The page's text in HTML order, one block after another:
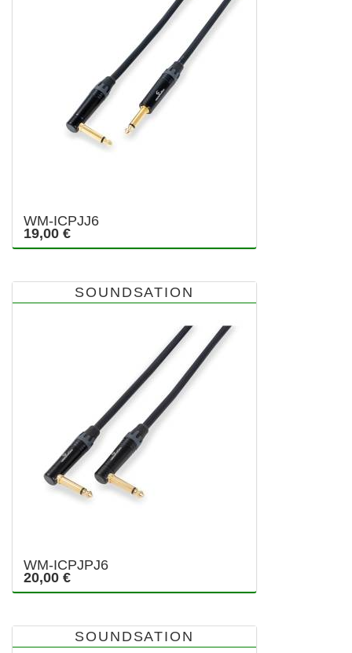
WM-ICPJJ6
19,00 €
SOUNDSATION
WM-ICPJPJ6
20,00 €
SOUNDSATION